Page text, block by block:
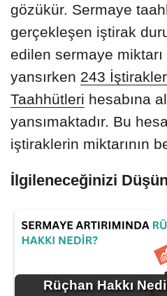
gözükür. Sermaye
gerçekleşen iştirak
edilen sermaye
yansırken 243
Taahhütleri hesabına
yansımaktadır. Bu
iştiraklerin miktarının
İlgileneceğinizi
Rüçhan Hakkı